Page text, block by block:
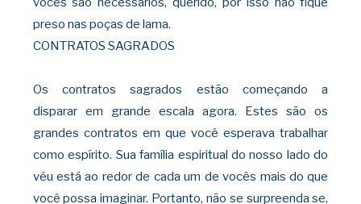
preso nas poças de lama.
CONTRATOS SAGRADOS
Os contratos sagrados estão começando a
dispararem grande escala agora. Estes são os
grandes contratos em que você esperava trabalhar
como espírito. Sua família espiritual do nosso lado do
véu está ao redor de cada um de vocês mais do que
você possa imaginar. Portanto, não se surpreenda se,